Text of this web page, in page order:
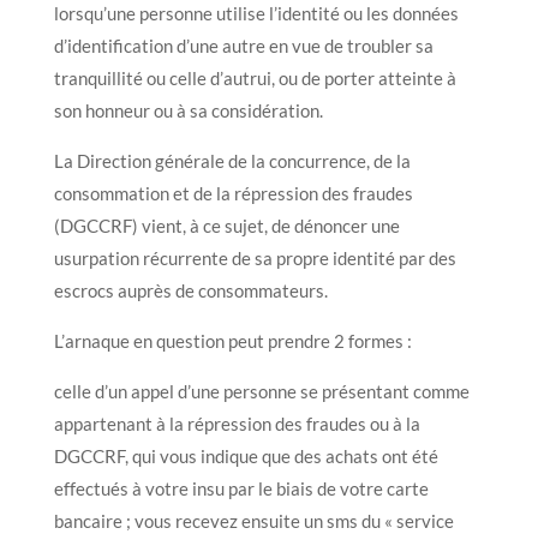
lorsqu’une personne utilise l’identité ou les données
d’identification d’une autre en vue de troubler sa
tranquillité ou celle d’autrui, ou de porter atteinte à
son honneur ou à sa considération.
La Direction générale de la concurrence, de la
consommation et de la répression des fraudes
(DGCCRF) vient, à ce sujet, de dénoncer une
usurpation récurrente de sa propre identité par des
escrocs auprès de consommateurs.
L’arnaque en question peut prendre 2 formes :
celle d’un appel d’une personne se présentant comme
appartenant à la répression des fraudes ou à la
DGCCRF, qui vous indique que des achats ont été
effectués à votre insu par le biais de votre carte
bancaire ; vous recevez ensuite un sms du « service